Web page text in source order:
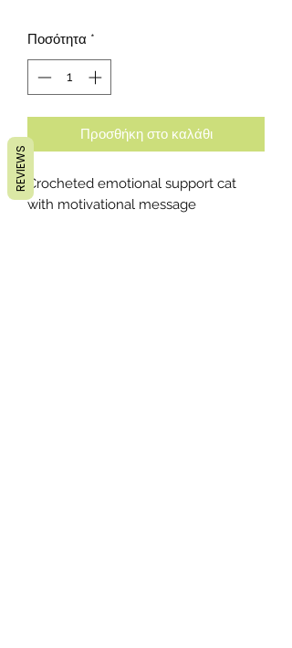
Ποσότητα *
Προσθήκη στο καλάθι
Crocheted emotional support cat
with motivational message
REVIEWS